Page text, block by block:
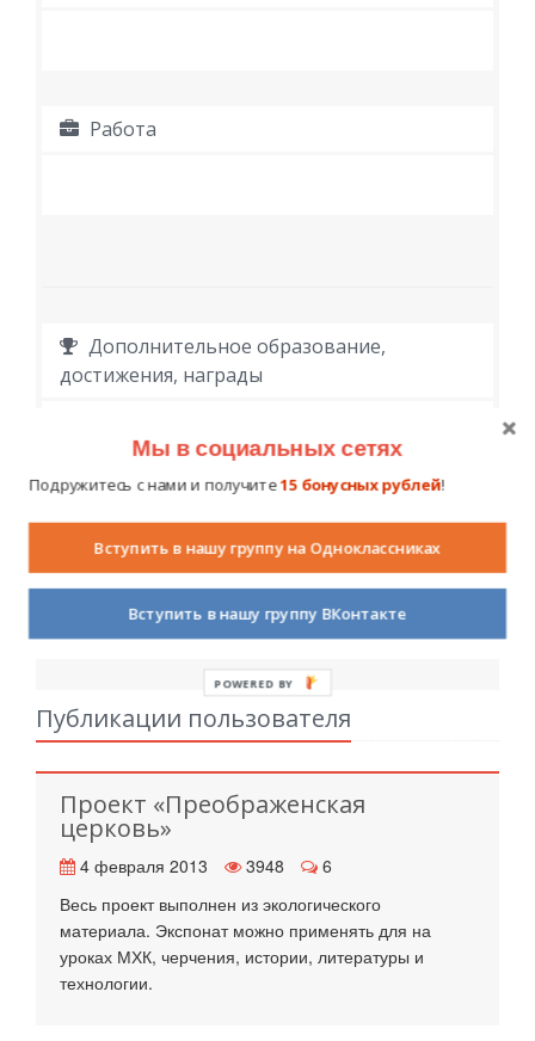
Работа
Дополнительное образование,
достижения, награды
Личная информация
Публикации пользователя
Проект «Преображенская
церковь»
4 февраля 2013 3948
6
Весь проект выполнен из экологического
материала. Экспонат можно применять для на
уроках МХК, черчения, истории, литературы и
технологии.
Мы в социальных сетях
Подружитесь с нами и получите15 бонусных рублей!
Вступить в нашу группу на Одноклассниках
Вступить в нашу группу ВКонтакте
POWERED BY